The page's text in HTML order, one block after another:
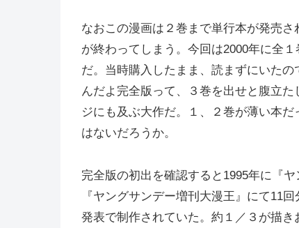
なおこの漫画は２巻まで単行本が発売
が終わってしまう。今回は2000年に全
だ。当時購入したまま、読まずにいた
んだよ完全版って、３巻を出せと腹立
ジにも及ぶ大作だ。１、２巻が薄い本
はないだろうか。
完全版の初出を確認すると1995年に『
『ヤングサンデー増刊大漫王』にて11
発表で制作されていた。約１／３が描き